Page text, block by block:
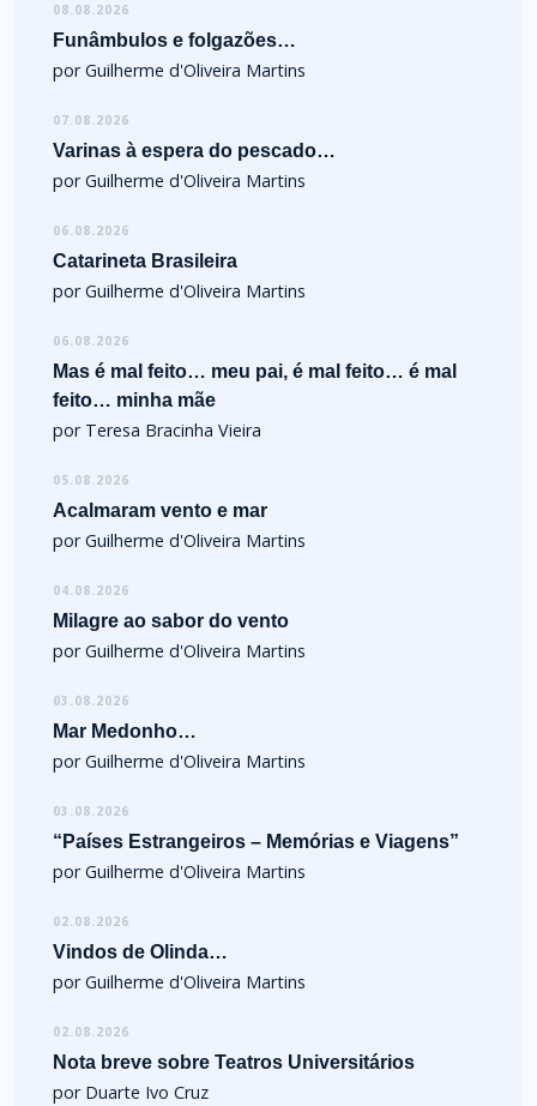
08.08.2026
Funâmbulos e folgazões…
por Guilherme d'Oliveira Martins
07.08.2026
Varinas à espera do pescado…
por Guilherme d'Oliveira Martins
06.08.2026
Catarineta Brasileira
por Guilherme d'Oliveira Martins
06.08.2026
Mas é mal feito… meu pai, é mal feito… é mal
feito… minha mãe
por Teresa Bracinha Vieira
05.08.2026
Acalmaram vento e mar
por Guilherme d'Oliveira Martins
04.08.2026
Milagre ao sabor do vento
por Guilherme d'Oliveira Martins
03.08.2026
Mar Medonho…
por Guilherme d'Oliveira Martins
03.08.2026
“Países Estrangeiros – Memórias e Viagens”
por Guilherme d'Oliveira Martins
02.08.2026
Vindos de Olinda…
por Guilherme d'Oliveira Martins
02.08.2026
Nota breve sobre Teatros Universitários
por Duarte Ivo Cruz